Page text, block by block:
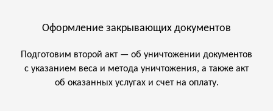
Оформление закрывающих документов
Подготовим второй акт — об уничтожении документов
с указанием веса и метода уничтожения, а также акт
об оказанных услугах и счет на оплату.
+7
Соглашаюсь сполитикой